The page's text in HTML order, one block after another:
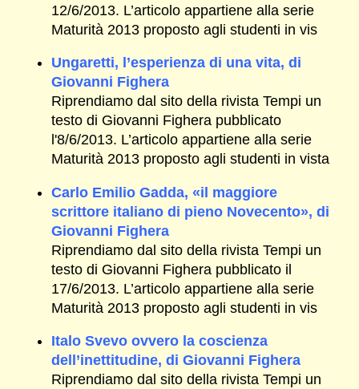
12/6/2013. L’articolo appartiene alla serie
Maturità 2013 proposto agli studenti in vis
Ungaretti, l’esperienza di una vita, di
Giovanni Fighera
Riprendiamo dal sito della rivista Tempi un
testo di Giovanni Fighera pubblicato
l'8/6/2013. L’articolo appartiene alla serie
Maturità 2013 proposto agli studenti in vista
Carlo Emilio Gadda, «il maggiore
scrittore italiano di pieno Novecento», di
Giovanni Fighera
Riprendiamo dal sito della rivista Tempi un
testo di Giovanni Fighera pubblicato il
17/6/2013. L’articolo appartiene alla serie
Maturità 2013 proposto agli studenti in vis
Italo Svevo ovvero la coscienza
dell’inettitudine, di Giovanni Fighera
Riprendiamo dal sito della rivista Tempi un